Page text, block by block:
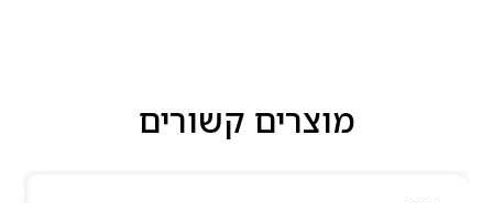
מוצרים קשורים